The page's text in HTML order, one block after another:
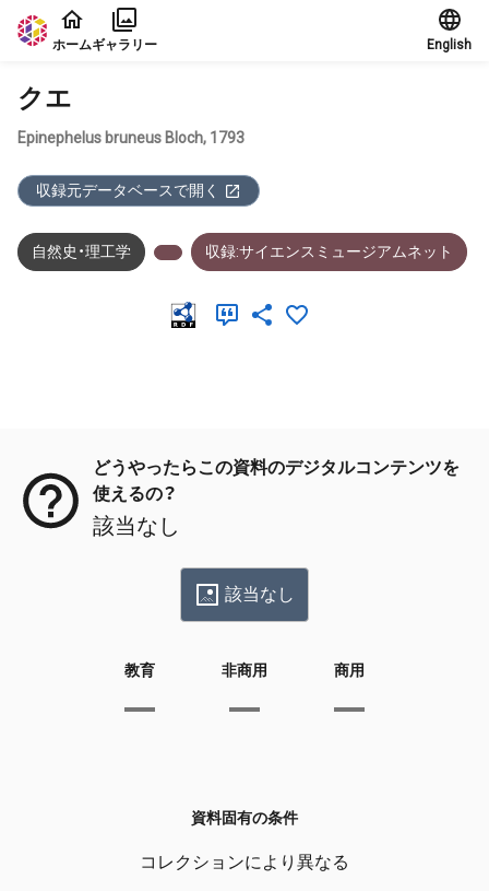
本文に飛ぶ
ホームギャラリー English
クエ
Epinephelus bruneus Bloch, 1793
収録元データベースで開く
自然史・理工学 収録:サイエンスミュージアムネット
どうやったらこの資料のデジタルコンテンツを
使えるの？
該当なし
該当なし
教育 非商用 商用
資料固有の条件
コレクションにより異なる